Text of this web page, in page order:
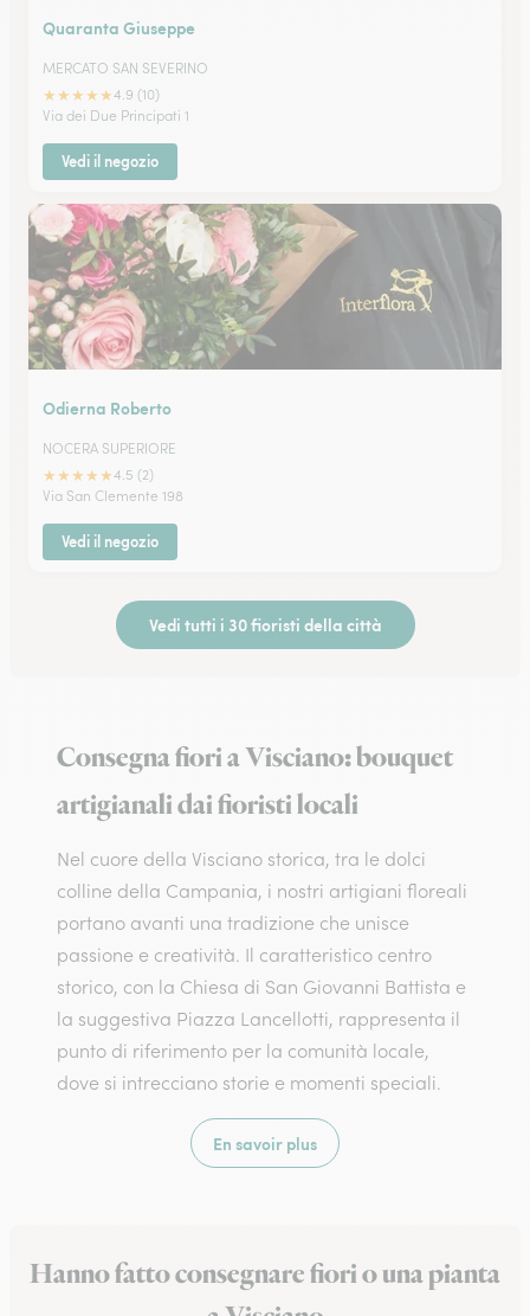
Quaranta Giuseppe
MERCATO SAN SEVERINO
★★★★★4.9 (10)
Via dei Due Principati 1
Vedi il negozio
Odierna Roberto
NOCERA SUPERIORE
★★★★★4.5 (2)
Via San Clemente 198
Vedi il negozio
Vedi tutti i 30 fioristi della città
Consegna fiori a Visciano: bouquet
artigianali dai fioristi locali
Nel cuore della Visciano storica, tra le dolci
colline della Campania, i nostri artigiani floreali
portano avanti una tradizione che unisce
passione e creatività. Il caratteristico centro
storico, con la Chiesa di San Giovanni Battista e
la suggestiva Piazza Lancellotti, rappresenta il
punto di riferimento per la comunità locale,
dove si intrecciano storie e momenti speciali.
En savoir plus
Hanno fatto consegnare fiori o una pianta